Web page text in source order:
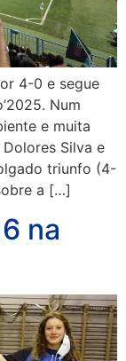
4-0 e segue
Num
e muita
Silva e
triunfo (4-
a […]
na